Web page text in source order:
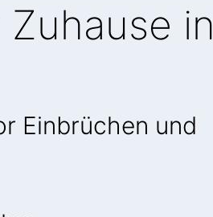
in
Einbrüchen und